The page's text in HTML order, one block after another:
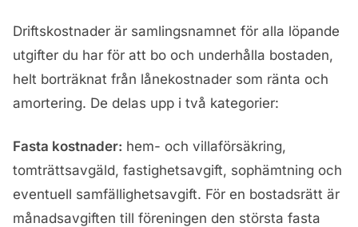
Driftskostnader är samlingsnamnet för alla löpande
utgifter du har för att bo och underhålla bostaden,
helt borträknat från lånekostnader som ränta och
amortering. De delas upp i två kategorier:
Fasta kostnader: hem- och villaförsäkring,
tomträttsavgäld, fastighetsavgift, sophämtning och
eventuell samfällighetsavgift. För en bostadsrätt är
månadsavgiften till föreningen den största fasta